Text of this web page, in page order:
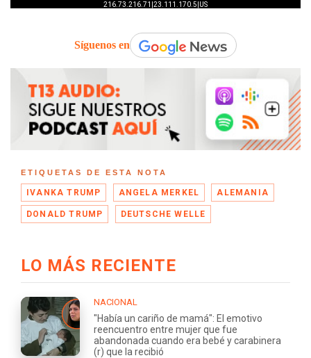
Síguenos en
ETIQUETAS DE ESTA NOTA
IVANKA TRUMP ANGELA MERKEL ALEMANIA
DONALD TRUMP DEUTSCHE WELLE
LO MÁS RECIENTE
NACIONAL
"Había un cariño de mamá": El emotivo
reencuentro entre mujer que fue
abandonada cuando era bebé y carabinera
(r) que la recibió